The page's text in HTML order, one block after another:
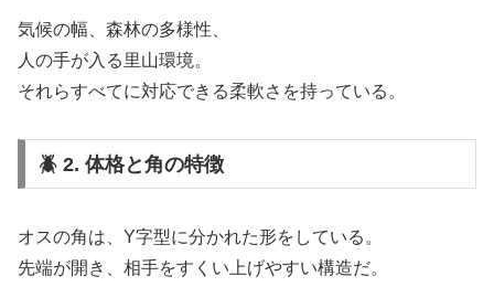
気候の幅、森林の多様性、
人の手が入る里山環境。
それらすべてに対応できる柔軟さを持っている。
🪲 2. 体格と角の特徴
オスの角は、Y字型に分かれた形をしている。
先端が開き、相手をすくい上げやすい構造だ。